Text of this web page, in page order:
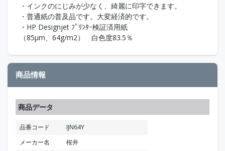
・インクのにじみが少なく、綺麗に印字できます。
・普通紙の普及品です。大変経済的です。
・HP Designjet ﾌﾟﾘﾝﾀｰ検証済用紙
（85μm、64g/m2） 白色度83.5％
商品情報
商品データ
品番コード
IJN64Y
メーカー名
桜井